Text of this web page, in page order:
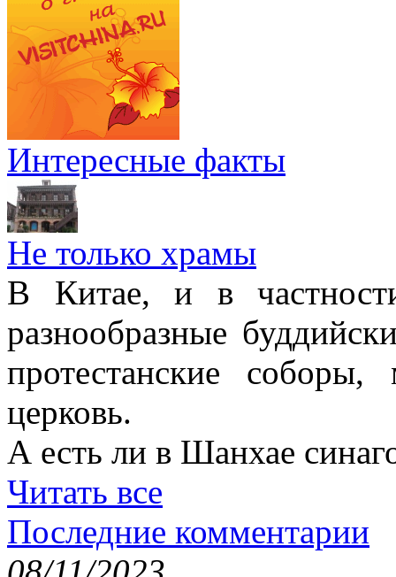
Интересные факты
Не только храмы
В Китае, и в
разнообразные
протестанские
церковь.
А есть ли в Шанхае
Читать все
Последние комментарии